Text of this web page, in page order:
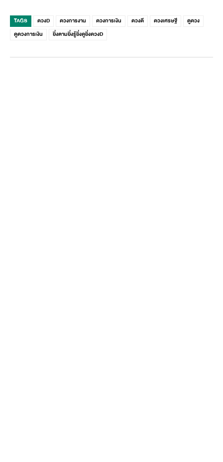
TAGS ดวงD ดวงการงาน ดวงการเงิน ดวงดี ดวงเศรษฐี
ดูดวง
ดูดวงการเงิน
ยิ่งตามยิ่งรู้ยิ่งดูยิ่งดวงD